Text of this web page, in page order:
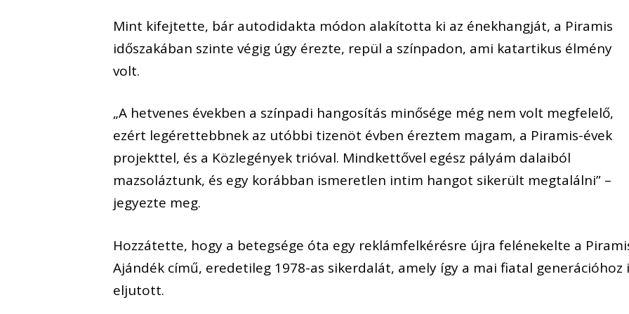
Mint kifejtette, bár autodidakta módon alakította ki az énekhangját, a Piramis
időszakában szinte végig úgy érezte, repül a színpadon, ami katartikus élmény
volt.
„A hetvenes években a színpadi hangosítás minősége még nem volt megfelelő,
ezért legérettebbnek az utóbbi tizenöt évben éreztem magam, a Piramis-évek
projekttel, és a Közlegények trióval. Mindkettővel egész pályám dalaiból
mazsoláztunk, és egy korábban ismeretlen intim hangot sikerült megtalálni” –
jegyezte meg.
Hozzátette, hogy a betegsége óta egy reklámfelkérésre újra felénekelte a
Ajándék című, eredetileg 1978-as sikerdalát, amely így a mai fiatal generációhoz
eljutott.